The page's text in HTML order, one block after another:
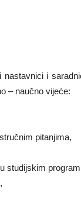
i
– naučno vijeće:
pitanjima,
studijskim